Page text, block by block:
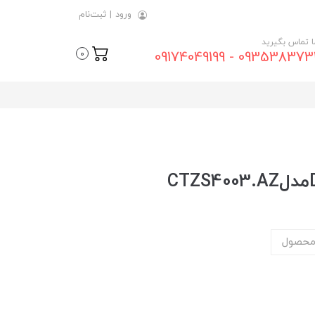
ورود | ثبت‌نام
تماس بگیرید
09353837315 -
0